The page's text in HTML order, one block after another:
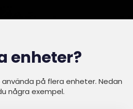
enheter?
på flera enheter. Nedan
några exempel.